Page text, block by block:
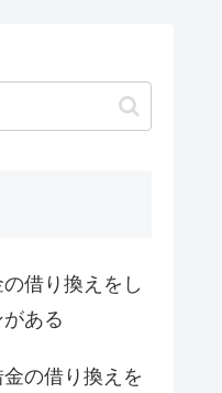
借り換えをし
ある
の借り換えを